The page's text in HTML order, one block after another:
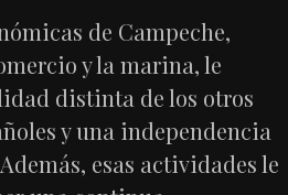
de Campeche,
y la marina, le
distinta de los otros
y una independencia
esas actividades le